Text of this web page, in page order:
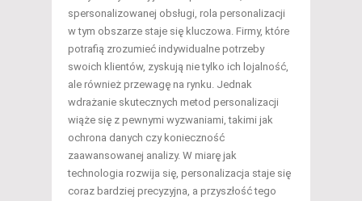
spersonalizowanej obsługi, rola personalizacji
w tym obszarze staje się kluczowa. Firmy, które
potrafią zrozumieć indywidualne potrzeby
swoich klientów, zyskują nie tylko ich lojalność,
ale również przewagę na rynku. Jednak
wdrażanie skutecznych metod personalizacji
wiąże się z pewnymi wyzwaniami, takimi jak
ochrona danych czy konieczność
zaawansowanej analizy. W miarę jak
technologia rozwija się, personalizacja staje się
coraz bardziej precyzyjna, a przyszłość tego